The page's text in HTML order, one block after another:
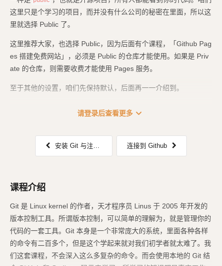
这里只是个学习的项目，而并没有什么公司的秘密在里面，所以这
里就选择 Public 了。
这里推荐大家，也选择 Public，因为后面有个课程，「Github Pag
es 搭建免费网站」，必须是 Public 的仓库才能使用。如果是 Priv
ate 的仓库，则需要收费才能使用 Pages 服务。
至于其他的设置，咱们先保持默认，后面再一一介绍到。
https://assets.clwy.cn/uploads/ooli
请登录后查看更多 expand_more
安装 Git 与注册 GitHub 账号 连接到 Github
课程介绍
Git 是 Linux kernel 的作者，天才程序员 Linus 于 2005 年开发的
版本控制工具。所谓版本控制，可以简单的理解为，就是管理你的
代码的一套工具。Git 本身是一个非常庞大的系统，里面各种各样
的命令有二百多个，但是这个学起来就对我们初学者就太难了。我
们这套课程，不会深入这么多复杂的命令。而会使用本地的 Git 结